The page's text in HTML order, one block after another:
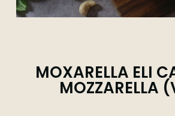
MOXARELLA ELI
MOZZARELLA